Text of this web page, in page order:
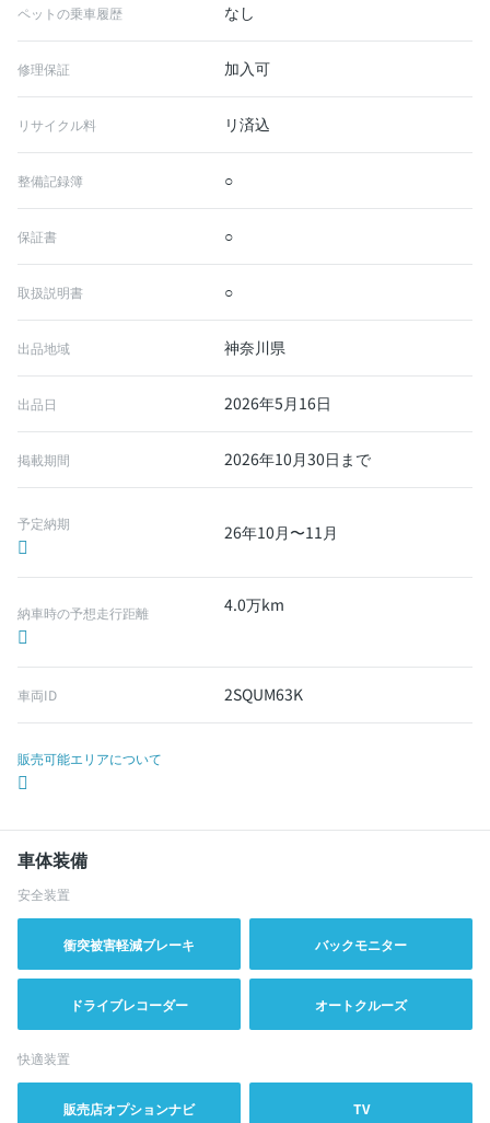
ペットの乗車履歴 なし
修理保証 加入可
リサイクル料 リ済込
整備記録簿 ○
保証書 ○
取扱説明書 ○
出品地域 神奈川県
出品日 2026年5月16日
掲載期間 2026年10月30日まで
予定納期 26年10月〜11月
納車時の予想走行距離 4.0万km
車両ID 2SQUM63K
販売可能エリアについて
車体装備
安全装置
衝突被害軽減ブレーキ バックモニター
ドライブレコーダー オートクルーズ
快適装置
販売店オプションナビ TV